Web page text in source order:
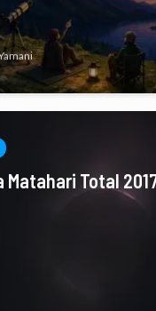
Matahari Total